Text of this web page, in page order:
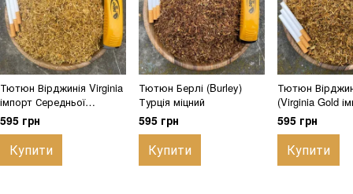
Тютюн Вірджинія Virginia
імпорт Середньої
міцності
595 грн
Купити
Тютюн Берлі (Burley)
Турція міцний
595 грн
Купити
Тютюн
(Virginia Gold
Легкий
595 грн
Купити